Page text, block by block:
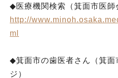
◆医療機関検索（箕面市医師
http://
ml
◆箕面市の歯医者さん（箕面
ジ）